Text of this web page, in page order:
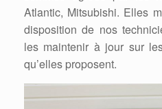
Atlantic, Mitsubishi. Elles
disposition de nos
les maintenir à jour sur
qu’elles proposent.